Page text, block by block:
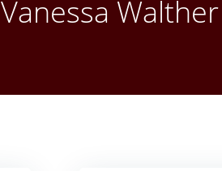
Vanessa Walther